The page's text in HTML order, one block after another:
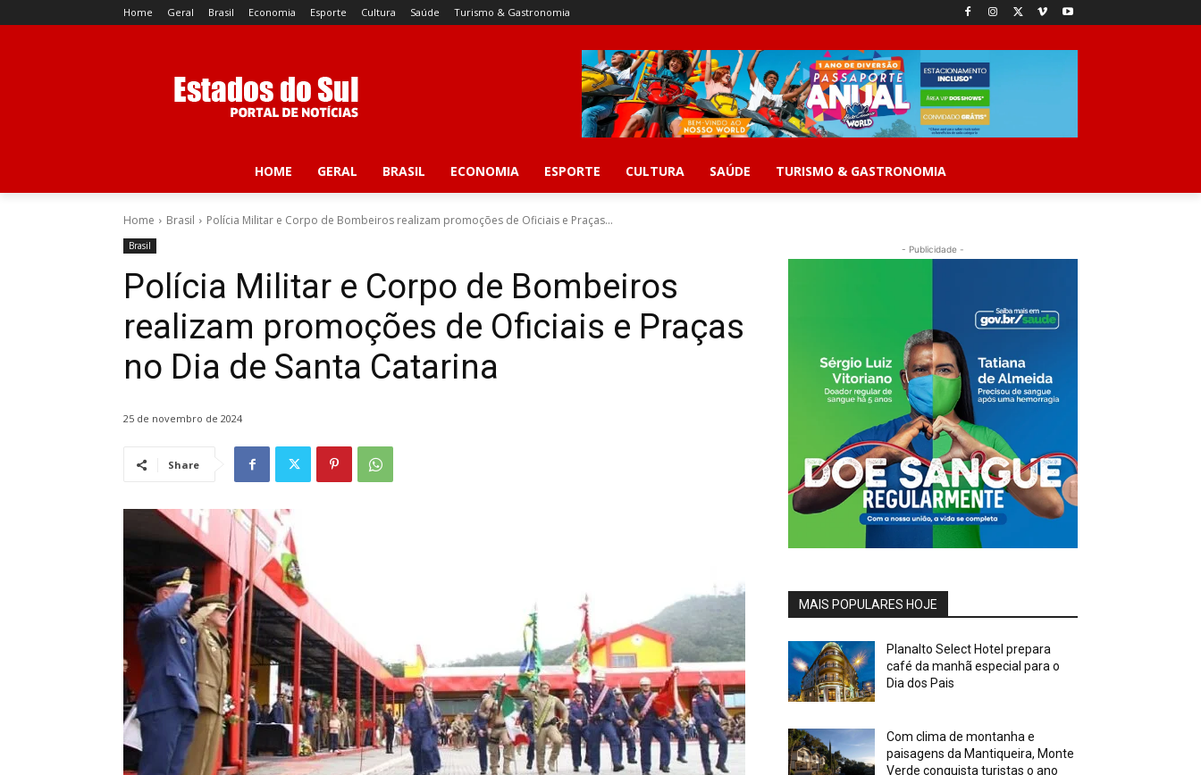
Home Geral Brasil Economia Esporte Cultura Saúde Turismo & Gastronomia
HOME GERAL BRASIL ECONOMIA ESPORTE CULTURA SAÚDE TURISMO & GASTRONOMIA
Home Brasil Polícia Militar e Corpo de Bombeiros realizam promoções de Oficiais e Praças...
Brasil
Polícia Militar e Corpo de Bombeiros
realizam promoções de Oficiais e Praças
no Dia de Santa Catarina
25 de novembro de 2024
Share
- Publicidade -
MAIS POPULARES HOJE
Planalto Select Hotel prepara
café da manhã especial para o
Dia dos Pais
Com clima de montanha e
paisagens da Mantiqueira, Monte
Verde conquista turistas o ano